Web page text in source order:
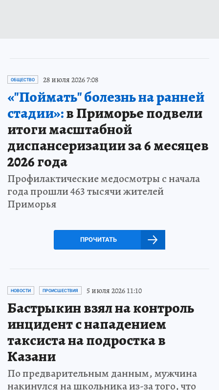
ОБЩЕСТВО 28 июля 2026 7:08
«"Поймать" болезнь на ранней
стадии»:в Приморье подвели
итоги масштабной
диспансеризации за 6 месяцев
2026 года
Профилактические медосмотры с начала
года прошли 463 тысячи жителей
Приморья
ПРОЧИТАТЬ
НОВОСТИ ПРОИСШЕСТВИЯ 5 июля 2026 11:10
Бастрыкин взял на контроль
инцидент с нападением
таксиста на подростка в
Казани
По предварительным данным, мужчина
накинулся на школьника из-за того, что